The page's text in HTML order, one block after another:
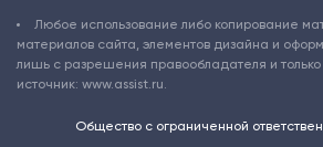
Общество с ограниченной
Любое использование либо копирование
материалов сайта, элементов дизайна и
лишь с разрешения правообладателя и только
источник: www.assist.ru.